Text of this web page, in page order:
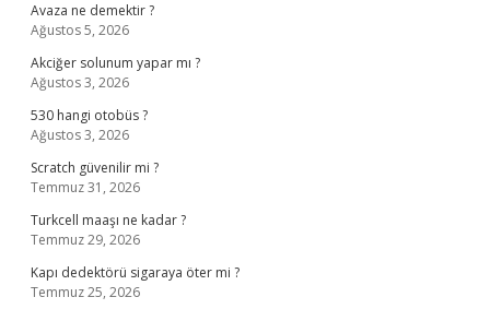
Avaza ne demektir ?
Ağustos 5, 2026
Akciğer solunum yapar mı ?
Ağustos 3, 2026
530 hangi otobüs ?
Ağustos 3, 2026
Scratch güvenilir mi ?
Temmuz 31, 2026
Turkcell maaşı ne kadar ?
Temmuz 29, 2026
Kapı dedektörü sigaraya öter mi ?
Temmuz 25, 2026